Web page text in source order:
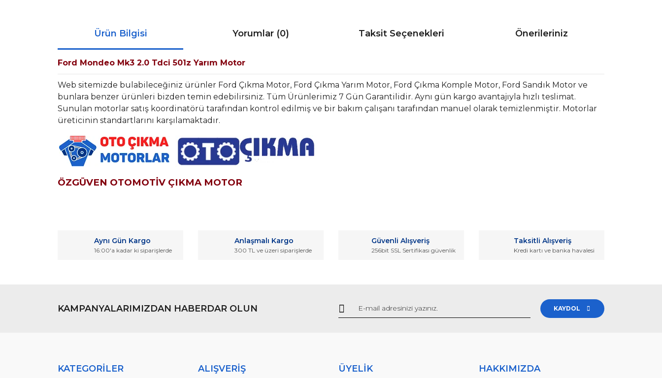
Ürün Bilgisi Yorumlar (0) Taksit Seçenekleri Önerileriniz
Ford Mondeo Mk3 2.0 Tdci 501z Yarım Motor
Web sitemizde bulabileceğiniz ürünler Ford Çıkma Motor, Ford Çıkma Yarım Motor, Ford Çıkma Komple Motor, Ford Sandık Motor ve
bunlara benzer ürünleri bizden temin edebilirsiniz. Tüm Ürünlerimiz 7 Gün Garantilidir. Aynı gün kargo avantajıyla hızlı teslimat.
Sunulan motorlar satış koordinatörü tarafından kontrol edilmiş ve bir bakım çalışanı tarafından manuel olarak temizlenmiştir. Motorlar
üreticinin standartlarını karşılamaktadır.
ÖZGÜVEN OTOMOTİV ÇIKMA MOTOR
Ürün resmi kalitesiz, bozuk veya görüntülenemiyor.
Gönder
Aynı Gün Kargo
16:00'a kadar ki siparişlerde
Anlaşmalı Kargo
300 TL ve üzeri siparişlerde
Güvenli Alışveriş
256bit SSL Sertifikası güvenlik
Taksitli Alışveriş
Kredi kartı ve banka havalesi
KAMPANYALARIMIZDAN HABERDAR OLUN KAYDOL
KATEGORİLER ALIŞVERİŞ ÜYELİK HAKKIMIZDA